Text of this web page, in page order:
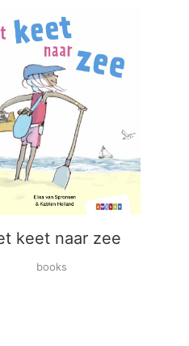
keet naar zee
books